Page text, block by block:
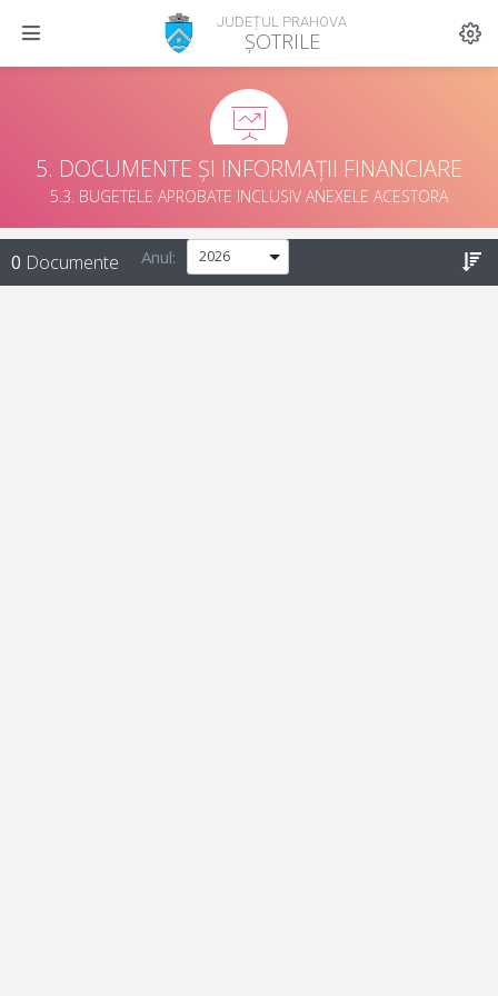
JUDEȚUL PRAHOVA
ȘOTRILE
5. DOCUMENTE ȘI INFORMAȚII FINANCIARE
5.3. BUGETELE APROBATE INCLUSIV ANEXELE ACESTORA
0 Documente Anul: